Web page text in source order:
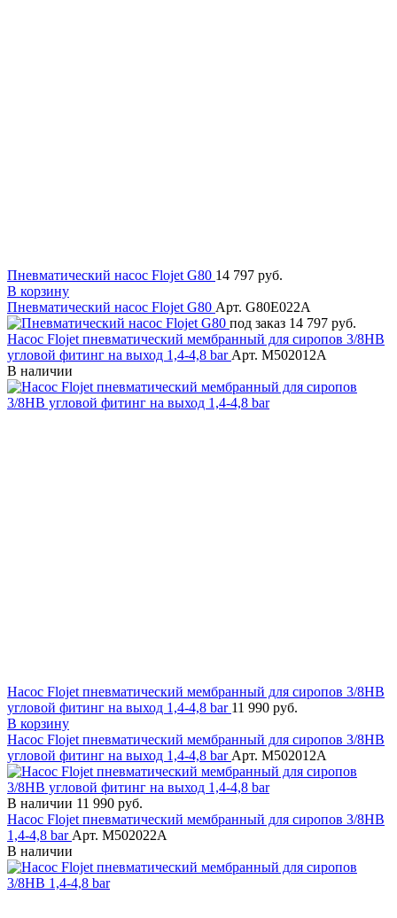
Пневматический насос Flojet G80 14 797 руб.
В корзину
Пневматический насос Flojet G80 Арт. G80E022A
под заказ 14 797 руб.
Насос Flojet пневматический мембранный для сиропов 3/8HB
угловой фитинг на выход 1,4-4,8 bar Арт. M502012A
В наличии
Насос Flojet пневматический мембранный для сиропов 3/8HB
угловой фитинг на выход 1,4-4,8 bar 11 990 руб.
В корзину
Насос Flojet пневматический мембранный для сиропов 3/8HB
угловой фитинг на выход 1,4-4,8 bar Арт. M502012A
В наличии 11 990 руб.
Насос Flojet пневматический мембранный для сиропов 3/8HB
1,4-4,8 bar Арт. M502022A
В наличии